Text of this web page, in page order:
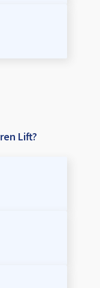
Lift?